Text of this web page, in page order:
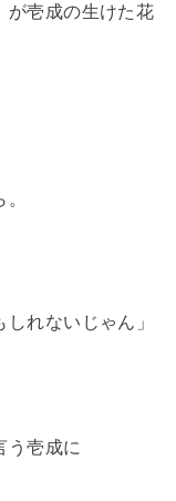
が壱成の生けた花
れないじゃん」
う壱成に